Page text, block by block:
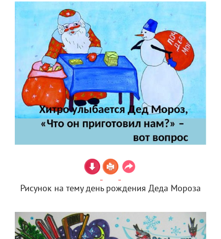
Рисунок на тему день рождения Деда Мороза